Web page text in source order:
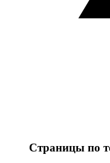
Страницы по